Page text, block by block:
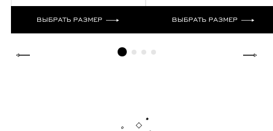
ВЫБРАТЬ РАЗМЕР ВЫБРАТЬ РАЗМЕР